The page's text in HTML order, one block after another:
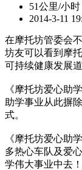
51公里/小时
2014-3-11
在摩托坊管委会
坊友可以看到摩
可持续健康发展道
《摩托坊爱心助
助学事业从此摒
式。
《摩托坊爱心助
多热心车队及爱
学伟大事业中去！